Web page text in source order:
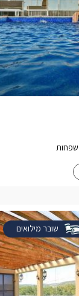
שובר מילואים